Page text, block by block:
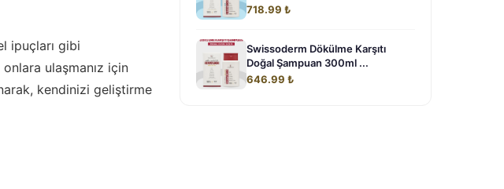
ipuçları gibi
ulaşmanız için
kendinizi geliştirme
718.99 ₺
Swissoderm Dökülme Karşıtı
Doğal Şampuan 300ml ...
646.99 ₺